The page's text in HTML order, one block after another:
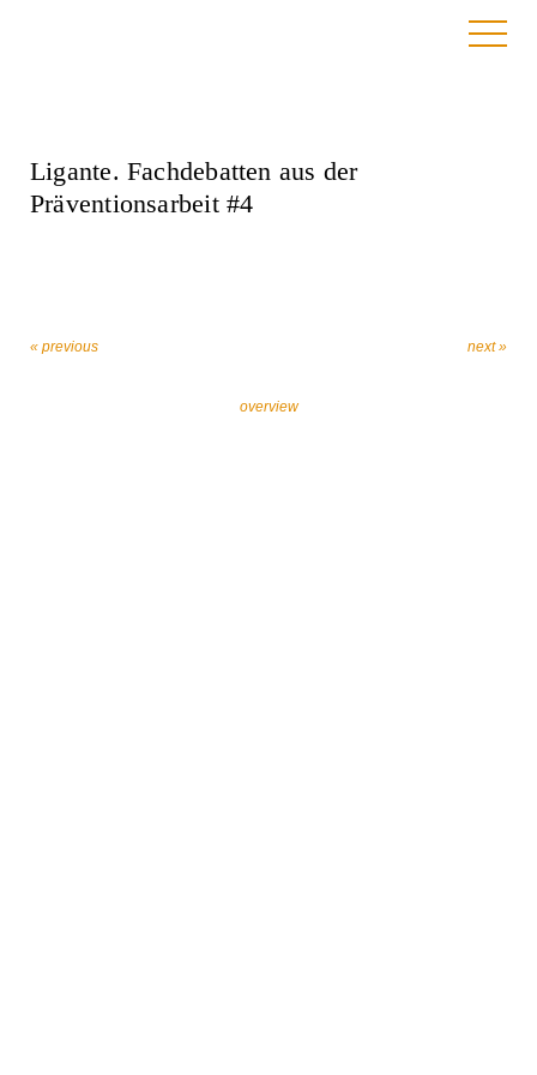
Ligante. Fachdebatten aus der
Präventionsarbeit #4
« previous
overview
next »